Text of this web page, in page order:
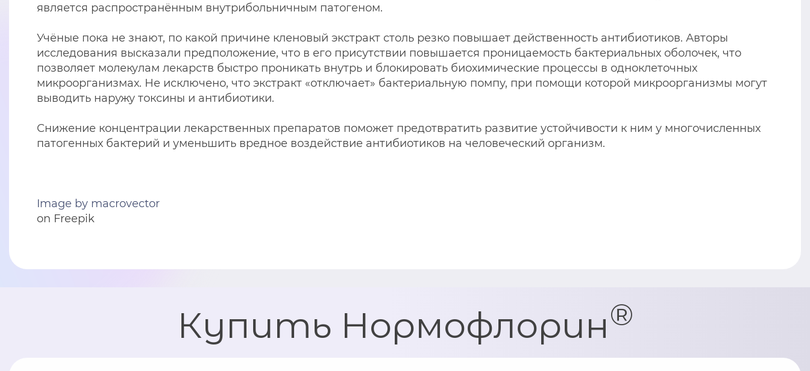
является распространённым внутрибольничным патогеном.
Учёные пока не знают, по какой причине кленовый экстракт столь резко повышает действенность антибиотиков. Авторы
исследования высказали предположение, что в его присутствии повышается проницаемость бактериальных оболочек, что
позволяет молекулам лекарств быстро проникать внутрь и блокировать биохимические процессы в одноклеточных
микроорганизмах. Не исключено, что экстракт «отключает» бактериальную помпу, при помощи которой микроорганизмы могут
выводить наружу токсины и антибиотики.
Снижение концентрации лекарственных препаратов поможет предотвратить развитие устойчивости к ним у многочисленных
патогенных бактерий и уменьшить вредное воздействие антибиотиков на человеческий организм.
Image by macrovector
on Freepik
Купить Нормофлорин®